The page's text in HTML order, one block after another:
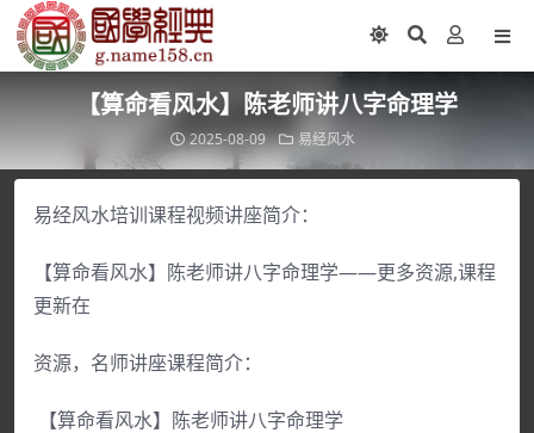
【算命看风水】陈老师讲八字命理学
2025-08-09 易经风水
易经风水培训课程视频讲座简介：
【算命看风水】陈老师讲八字命理学——更多资源,课程
更新在
资源，名师讲座课程简介：
【算命看风水】陈老师讲八字命理学